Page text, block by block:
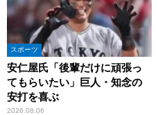
スポーツ
安仁屋氏「後輩だけに頑張っ
てもらいたい」巨人・知念の
安打を喜ぶ
2026.08.06